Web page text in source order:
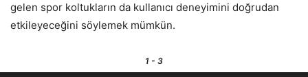
gelen spor koltukların da kullanıcı deneyimini doğrudan
etkileyeceğini söylemek mümkün.
1 - 3